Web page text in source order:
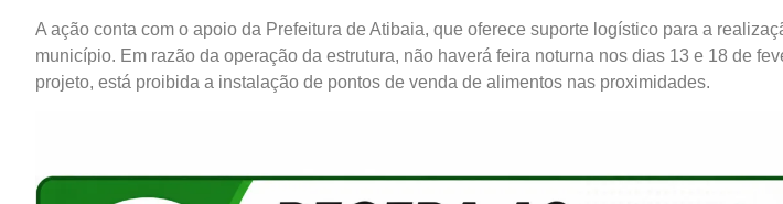
A ação conta com o apoio da Prefeitura de Atibaia, que oferece suporte logístico para a
município. Em razão da operação da estrutura, não haverá feira noturna nos dias 13 e 18 de
projeto, está proibida a instalação de pontos de venda de alimentos nas proximidades.